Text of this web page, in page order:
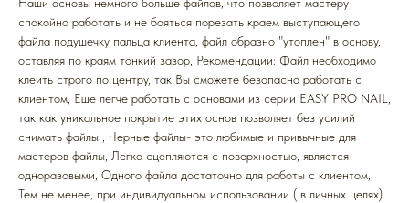
спокойно работать и не бояться порезать краем выступающего
файла подушечку пальца клиента, файл образно "утоплен" в основу,
оставляя по краям тонкий зазор, Рекомендации: Файл необходимо
клеить строго по центру, так Вы сможете безопасно работать с
клиентом, Еще легче работать с основами из серии EASY PRO NAIL,
так как уникальное покрытие этих основ позволяет без усилий
снимать файлы , Черные файлы- это любимые и привычные для
мастеров файлы, Легко сцепляются с поверхностью, является
одноразовыми, Одного файла достаточно для работы с клиентом,
Тем не менее, при индивидуальном использовании ( в личных целях)